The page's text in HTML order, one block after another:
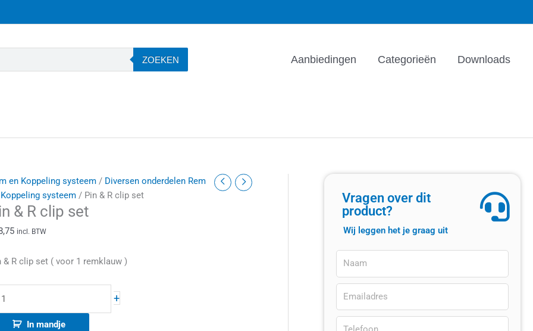
ZOEKEN Aanbiedingen Categorieën Downloads
en Koppeling systeem/ Diversen onderdelen Rem
systeem/ Pin & R clip set
& R clip set
incl. BTW
& R clip set ( voor 1 remklauw )
+
In mandje
Vragen over dit
product?
Wij leggen het je graag uit